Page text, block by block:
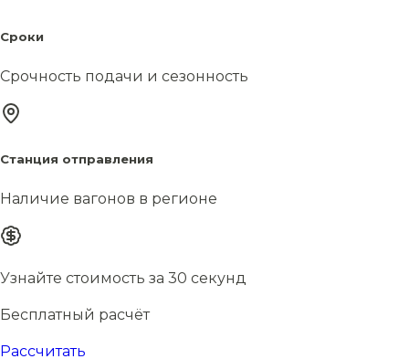
Сроки
Срочность подачи и сезонность
Станция отправления
Наличие вагонов в регионе
Узнайте стоимость за 30 секунд
Бесплатный расчёт
Рассчитать